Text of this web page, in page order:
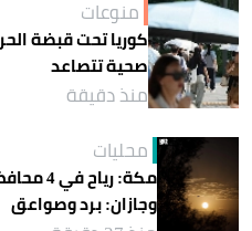
منوعات
كوريا تحت قبضة
صحية تتصاعد
منذ دقيقة
محليات
وجازان: برد وصواعق